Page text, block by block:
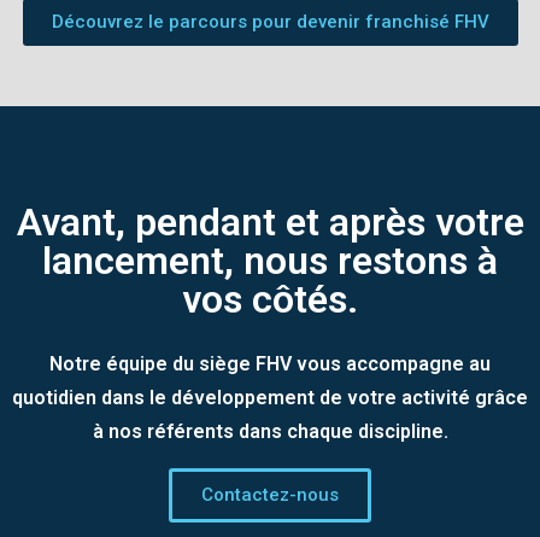
Découvrez le parcours pour devenir franchisé FHV
Avant, pendant et après votre
lancement, nous restons à
vos côtés.
Notre équipe du siège FHV vous accompagne au
quotidien dans le développement de votre activité grâce
à nos référents dans chaque discipline.
Contactez-nous